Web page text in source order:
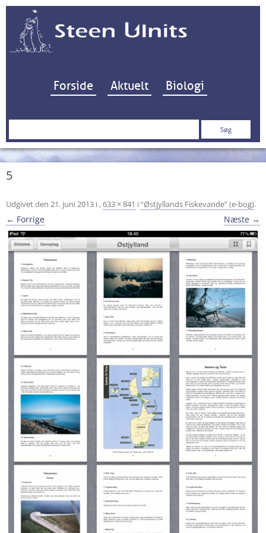
Hop til indhold
Forside Aktuelt Biologi
Søg
5
Udgivet den 21. juni 2013 i ,633 × 841 i“Østjyllands Fiskevande” (e-bog).
← Forrige Næste →